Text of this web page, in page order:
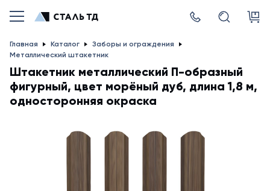
Главная Каталог
Заборы и ограждения
Металлический штакетник
Штакетник металлический П-образный
фигурный, цвет морёный дуб, длина 1,8 м,
односторонняя окраска